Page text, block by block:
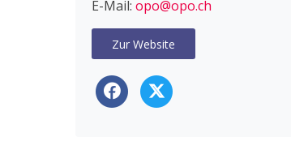
E-Mail: opo@opo.ch
Zur Website